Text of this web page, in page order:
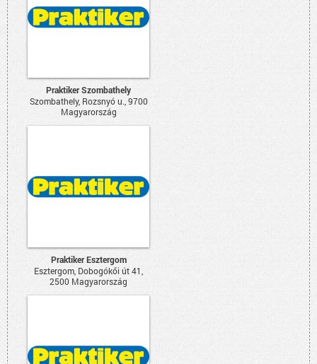
Praktiker Szombathely
Szombathely, Rozsnyó u., 9700
Magyarország
Praktiker Esztergom
Esztergom, Dobogókői út 41,
2500 Magyarország